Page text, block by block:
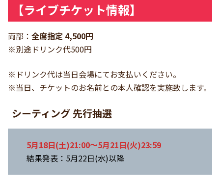
【ライブチケット情報】
両部： 全席指定 4,500円
※別途ドリンク代500円
※ドリンク代は当日会場にてお支払いください。
※当日、チケットのお名前との本人確認を実施致します。
シーティング 先行抽選
5月18日(土)21:00〜5月21日(火)23:59
結果発表：5月22日(水)以降